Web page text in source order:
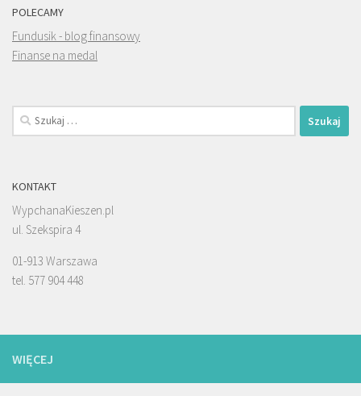
POLECAMY
Fundusik - blog finansowy
Finanse na medal
Szukaj:
KONTAKT
WypchanaKieszen.pl
ul. Szekspira 4
01-913 Warszawa
tel. 577 904 448
WIĘCEJ